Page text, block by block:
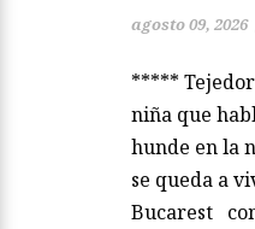
agosto 09, 2026
*****
niña que
hunde en la
se queda a
Bucarest